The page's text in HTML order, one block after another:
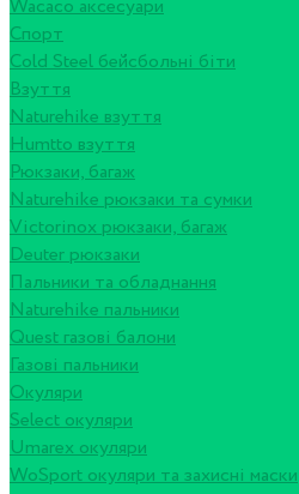
Wacaco аксесуари
Спорт
Cold Steel бейсбольні біти
Взуття
Naturehike взуття
Humtto взуття
Рюкзаки, багаж
Naturehike рюкзаки та сумки
Victorinox рюкзаки, багаж
Deuter рюкзаки
Пальники та обладнання
Naturehike пальники
Quest газові балони
Газові пальники
Окуляри
Select окуляри
Umarex окуляри
WoSport окуляри та захисні маски